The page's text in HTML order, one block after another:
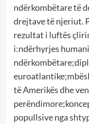
ndërkombëtare të
drejtave të njeriut.
rezultat i luftës
i:ndërhyrjes
të Amerikës dhe
popullsive nga